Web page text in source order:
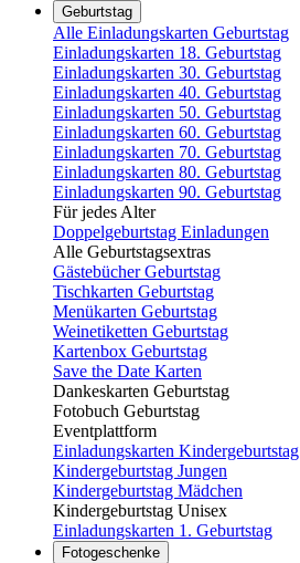
Geburtstag
Alle Einladungskarten Geburtstag
Einladungskarten 18. Geburtstag
Einladungskarten 30. Geburtstag
Einladungskarten 40. Geburtstag
Einladungskarten 50. Geburtstag
Einladungskarten 60. Geburtstag
Einladungskarten 70. Geburtstag
Einladungskarten 80. Geburtstag
Einladungskarten 90. Geburtstag
Für jedes Alter
Doppelgeburtstag Einladungen
Alle Geburtstagsextras
Gästebücher Geburtstag
Tischkarten Geburtstag
Menükarten Geburtstag
Weinetiketten Geburtstag
Kartenbox Geburtstag
Save the Date Karten
Dankeskarten Geburtstag
Fotobuch Geburtstag
Eventplattform
Einladungskarten Kindergeburtstag
Kindergeburtstag Jungen
Kindergeburtstag Mädchen
Kindergeburtstag Unisex
Einladungskarten 1. Geburtstag
Fotogeschenke